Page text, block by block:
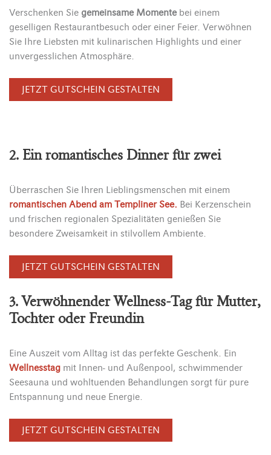
Verschenken Sie gemeinsame Momentebei einem
geselligen Restaurantbesuch oder einer Feier. Verwöhnen
Sie Ihre Liebsten mit kulinarischen Highlights und einer
unvergesslichen Atmosphäre.
JETZT GUTSCHEIN GESTALTEN
2. Ein romantisches Dinner für zwei
Überraschen Sie Ihren Lieblingsmenschen mit einem
romantischen Abend am Templiner See. Bei Kerzenschein
und frischen regionalen Spezialitäten genießen Sie
besondere Zweisamkeit in stilvollem Ambiente.
JETZT GUTSCHEIN GESTALTEN
3. Verwöhnender Wellness-Tag für Mutter,
Tochter oder Freundin
Eine Auszeit vom Alltag ist das perfekte Geschenk. Ein
Wellnesstag mit Innen- und Außenpool, schwimmender
Seesauna und wohltuenden Behandlungen sorgt für pure
Entspannung und neue Energie.
JETZT GUTSCHEIN GESTALTEN